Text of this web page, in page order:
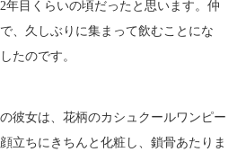
年目くらいの頃だったと思います。仲
、久しぶりに集まって飲むことにな
たのです。
彼女は、花柄のカシュクールワンピー
立ちにきちんと化粧し、鎖骨あたりま